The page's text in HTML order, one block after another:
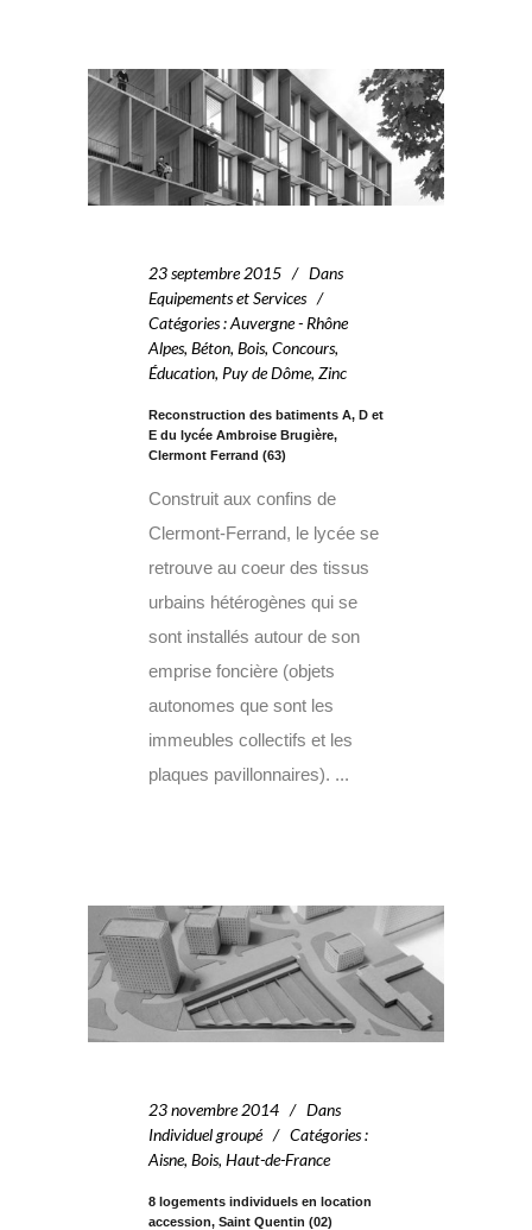
23 septembre 2015
Dans
Equipements et Services
Catégories:Auvergne - Rhône
Alpes, Béton, Bois, Concours,
Éducation, Puy de Dôme, Zinc
Reconstruction des batiments A, D et
E du lycée Ambroise Brugière,
Clermont Ferrand (63)
Construit aux confins de
Clermont-Ferrand, le lycée se
retrouve au coeur des tissus
urbains hétérogènes qui se
sont installés autour de son
emprise foncière (objets
autonomes que sont les
immeubles collectifs et les
plaques pavillonnaires). ...
23 novembre 2014
Dans
Individuel groupé
Catégories:
Aisne, Bois, Haut-de-France
8 logements individuels en location
accession, Saint Quentin (02)